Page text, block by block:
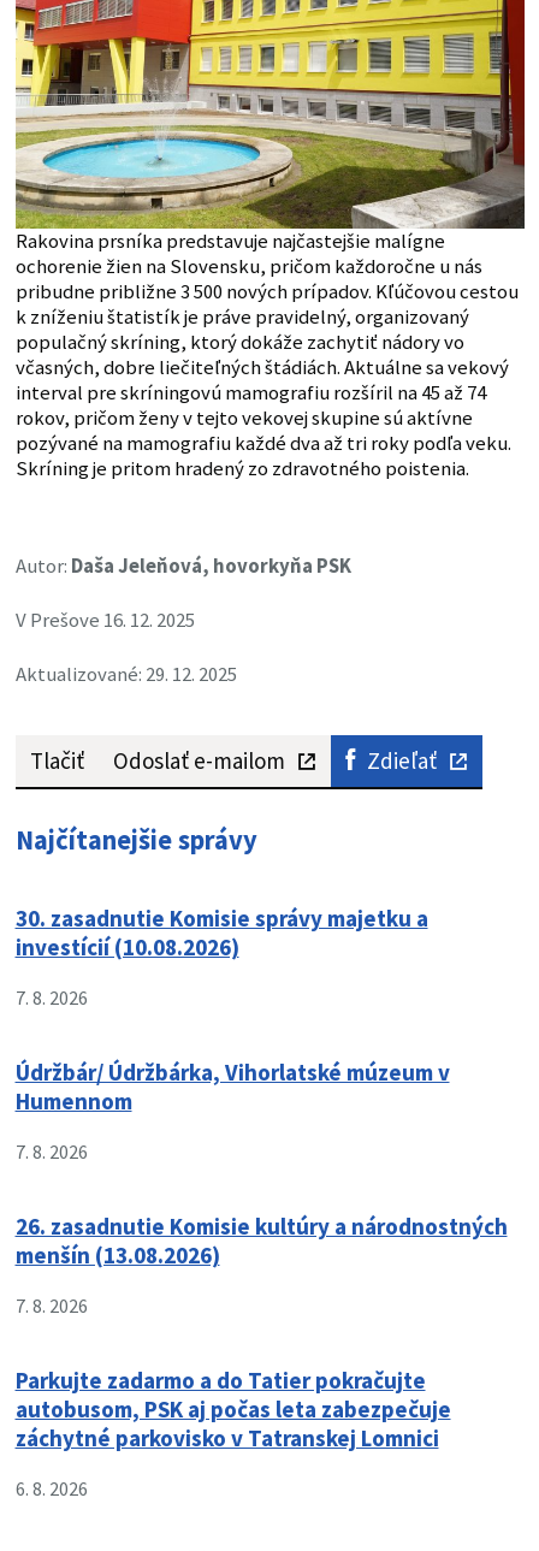
Rakovina prsníka predstavuje najčastejšie malígne
ochorenie žien na Slovensku, pričom každoročne u nás
pribudne približne 3 500 nových prípadov. Kľúčovou cestou
k zníženiu štatistík je práve pravidelný, organizovaný
populačný skríning, ktorý dokáže zachytiť nádory vo
včasných, dobre liečiteľných štádiách. Aktuálne sa vekový
interval pre skríningovú mamografiu rozšíril na 45 až 74
rokov, pričom ženy v tejto vekovej skupine sú aktívne
pozývané na mamografiu každé dva až tri roky podľa veku.
Skríning je pritom hradený zo zdravotného poistenia.
Autor: Daša Jeleňová, hovorkyňa PSK
V Prešove 16. 12. 2025
Aktualizované: 29. 12. 2025
Tlačiť Odoslať e-mailom Zdieľať
Najčítanejšie správy
30. zasadnutie Komisie správy majetku a
investícií (10.08.2026)
7. 8. 2026
Údržbár/ Údržbárka, Vihorlatské múzeum v
Humennom
7. 8. 2026
26. zasadnutie Komisie kultúry a národnostných
menšín (13.08.2026)
7. 8. 2026
Parkujte zadarmo a do Tatier pokračujte
autobusom, PSK aj počas leta zabezpečuje
záchytné parkovisko v Tatranskej Lomnici
6. 8. 2026